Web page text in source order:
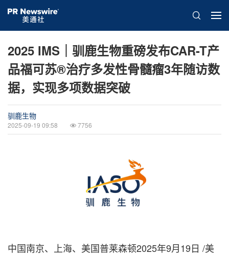
2025 IMS｜驯鹿生物重磅发布CAR-T产
品福可苏®治疗多发性骨髓瘤3年随访数
据，实现多项数据突破
驯鹿生物
2025-09-19 09:58 7756
中国南京、上海、美国普莱森顿2025年9月19日 /美